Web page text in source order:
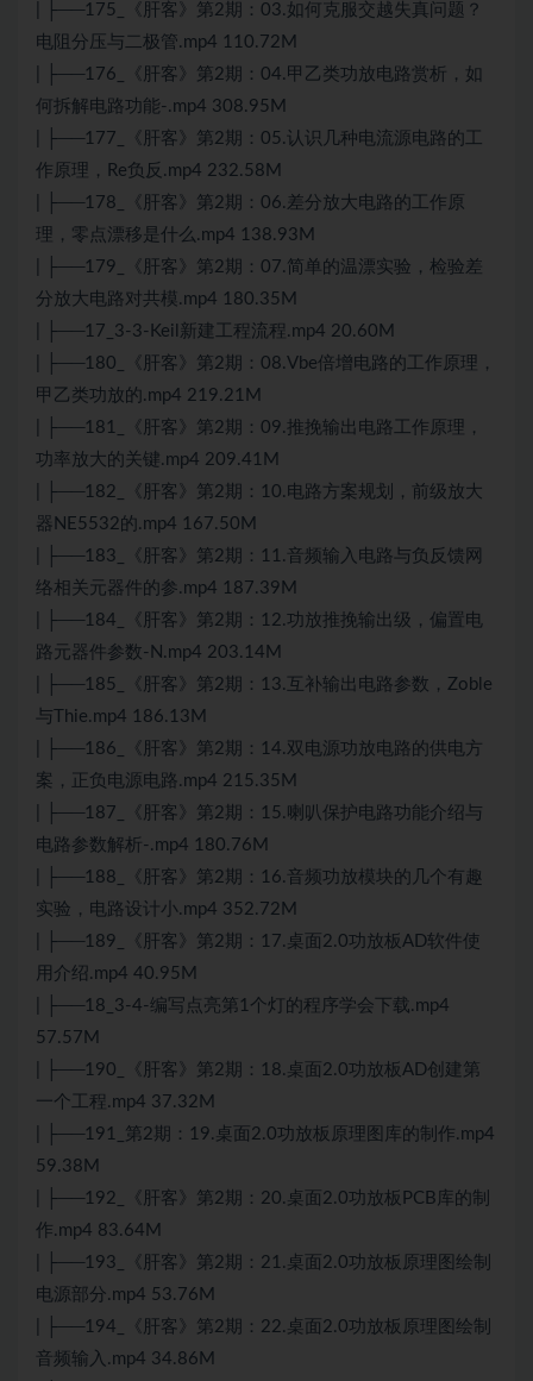
| ├──175_《肝客》第2期：03.如何克服交越失真问题？
电阻分压与二极管.mp4 110.72M
| ├──176_《肝客》第2期：04.甲乙类功放电路赏析，如
何拆解电路功能-.mp4 308.95M
| ├──177_《肝客》第2期：05.认识几种电流源电路的工
作原理，Re负反.mp4 232.58M
| ├──178_《肝客》第2期：06.差分放大电路的工作原
理，零点漂移是什么.mp4 138.93M
| ├──179_《肝客》第2期：07.简单的温漂实验，检验差
分放大电路对共模.mp4 180.35M
| ├──17_3-3-Keil新建工程流程.mp4 20.60M
| ├──180_《肝客》第2期：08.Vbe倍增电路的工作原理，
甲乙类功放的.mp4 219.21M
| ├──181_《肝客》第2期：09.推挽输出电路工作原理，
功率放大的关键.mp4 209.41M
| ├──182_《肝客》第2期：10.电路方案规划，前级放大
器NE5532的.mp4 167.50M
| ├──183_《肝客》第2期：11.音频输入电路与负反馈网
络相关元器件的参.mp4 187.39M
| ├──184_《肝客》第2期：12.功放推挽输出级，偏置电
路元器件参数-N.mp4 203.14M
| ├──185_《肝客》第2期：13.互补输出电路参数，Zoble
与Thie.mp4 186.13M
| ├──186_《肝客》第2期：14.双电源功放电路的供电方
案，正负电源电路.mp4 215.35M
| ├──187_《肝客》第2期：15.喇叭保护电路功能介绍与
电路参数解析-.mp4 180.76M
| ├──188_《肝客》第2期：16.音频功放模块的几个有趣
实验，电路设计小.mp4 352.72M
| ├──189_《肝客》第2期：17.桌面2.0功放板AD软件使
用介绍.mp4 40.95M
| ├──18_3-4-编写点亮第1个灯的程序学会下载.mp4
57.57M
| ├──190_《肝客》第2期：18.桌面2.0功放板AD创建第
一个工程.mp4 37.32M
| ├──191_第2期：19.桌面2.0功放板原理图库的制作.mp4
59.38M
| ├──192_《肝客》第2期：20.桌面2.0功放板PCB库的制
作.mp4 83.64M
| ├──193_《肝客》第2期：21.桌面2.0功放板原理图绘制
电源部分.mp4 53.76M
| ├──194_《肝客》第2期：22.桌面2.0功放板原理图绘制
音频输入.mp4 34.86M